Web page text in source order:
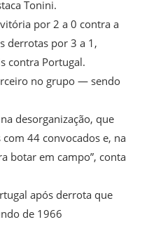
Tonini.
por 2 a 0 contra a
derrotas por 3 a 1,
contra Portugal.
no grupo — sendo
desorganização, que
44 convocados e, na
botar em campo”, conta
após derrota que
de 1966